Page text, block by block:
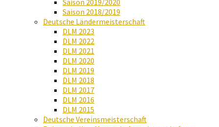
Saison 2019/2020
Saison 2018/2019
Deutsche Ländermeisterschaft
DLM 2023
DLM 2022
DLM 2021
DLM 2020
DLM 2019
DLM 2018
DLM 2017
DLM 2016
DLM 2015
Deutsche Vereinsmeisterschaft